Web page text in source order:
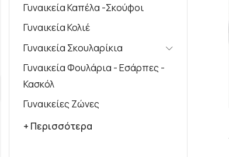
Γυναικεία Καπέλα -Σκούφοι
Γυναικεία Κολιέ
Γυναικεία Σκουλαρίκια
Γυναικεία Φουλάρια - Εσάρπες -
Κασκόλ
Γυναικείες Ζώνες
+ Περισσότερα